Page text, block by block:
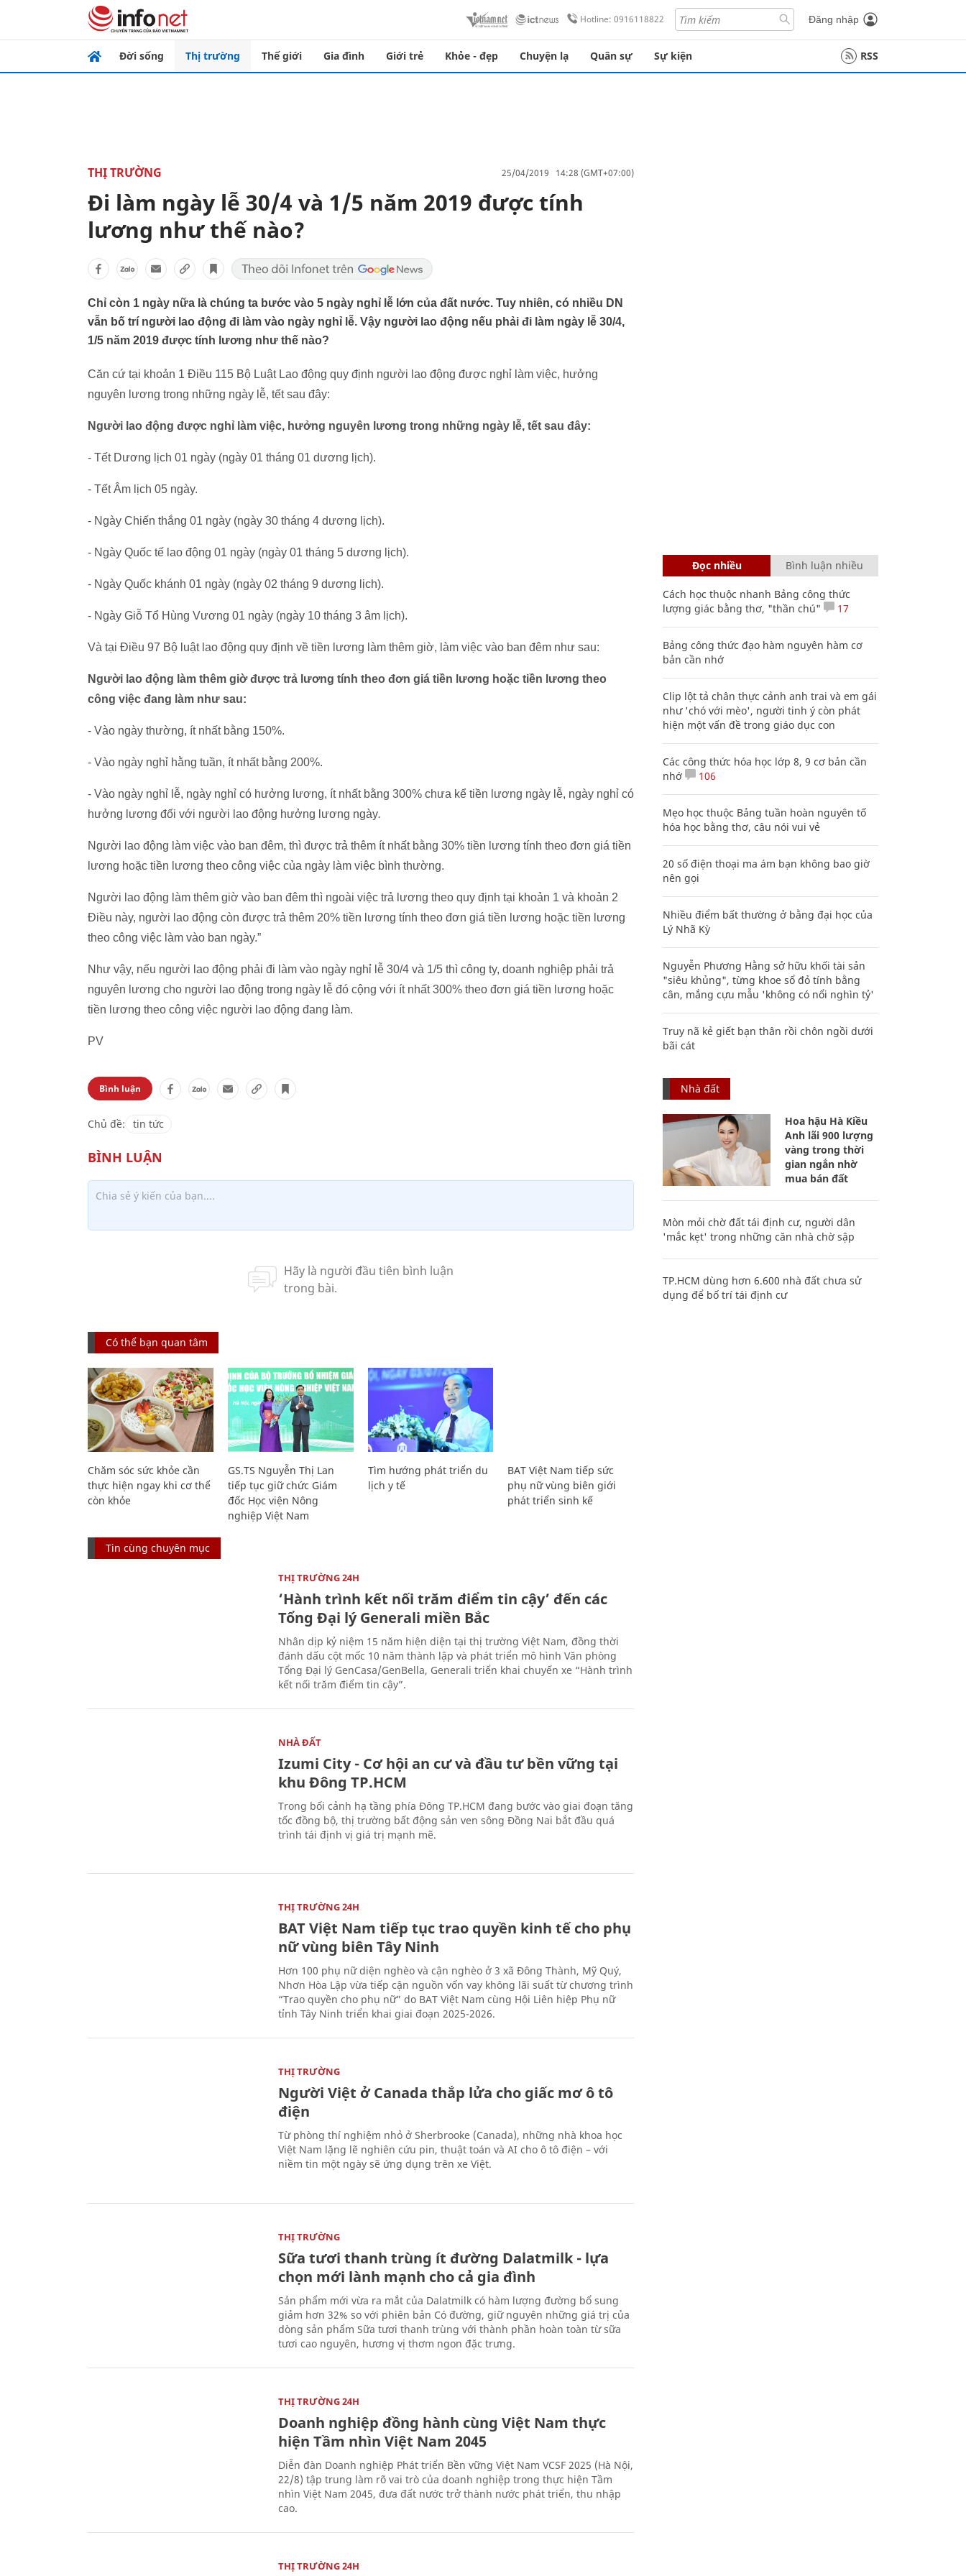
Hotline: 0916118822 Đăng nhập
Đời sống Thị trường Thế giới Gia đình Giới trẻ Khỏe - đẹp Chuyện lạ Quân sự Sự kiện RSS
THỊ TRƯỜNG 25/04/2019 14:28 (GMT+07:00)
Đi làm ngày lễ 30/4 và 1/5 năm 2019 được tính
lương như thế nào?
Chỉ còn 1 ngày nữa là chúng ta bước vào 5 ngày nghỉ lễ lớn của đất nước. Tuy nhiên, có nhiều DN
vẫn bố trí người lao động đi làm vào ngày nghỉ lễ. Vậy người lao động nếu phải đi làm ngày lễ 30/4,
1/5 năm 2019 được tính lương như thế nào?
Căn cứ tại khoản 1 Điều 115 Bộ Luật Lao động quy định người lao động được nghỉ làm việc, hưởng
nguyên lương trong những ngày lễ, tết sau đây:
Người lao động được nghỉ làm việc, hưởng nguyên lương trong những ngày lễ, tết sau đây:
- Tết Dương lịch 01 ngày (ngày 01 tháng 01 dương lịch).
- Tết Âm lịch 05 ngày.
- Ngày Chiến thắng 01 ngày (ngày 30 tháng 4 dương lịch).
- Ngày Quốc tế lao động 01 ngày (ngày 01 tháng 5 dương lịch).
- Ngày Quốc khánh 01 ngày (ngày 02 tháng 9 dương lịch).
- Ngày Giỗ Tổ Hùng Vương 01 ngày (ngày 10 tháng 3 âm lịch).
Và tại Điều 97 Bộ luật lao động quy định về tiền lương làm thêm giờ, làm việc vào ban đêm như sau:
Người lao động làm thêm giờ được trả lương tính theo đơn giá tiền lương hoặc tiền lương theo
công việc đang làm như sau:
- Vào ngày thường, ít nhất bằng 150%.
- Vào ngày nghỉ hằng tuần, ít nhất bằng 200%.
- Vào ngày nghỉ lễ, ngày nghỉ có hưởng lương, ít nhất bằng 300% chưa kể tiền lương ngày lễ, ngày nghỉ có
hưởng lương đối với người lao động hưởng lương ngày.
Người lao động làm việc vào ban đêm, thì được trả thêm ít nhất bằng 30% tiền lương tính theo đơn giá tiền
lương hoặc tiền lương theo công việc của ngày làm việc bình thường.
Người lao động làm thêm giờ vào ban đêm thì ngoài việc trả lương theo quy định tại khoản 1 và khoản 2
Điều này, người lao động còn được trả thêm 20% tiền lương tính theo đơn giá tiền lương hoặc tiền lương
theo công việc làm vào ban ngày.”
Như vậy, nếu người lao động phải đi làm vào ngày nghỉ lễ 30/4 và 1/5 thì công ty, doanh nghiệp phải trả
nguyên lương cho người lao động trong ngày lễ đó cộng với ít nhất 300% theo đơn giá tiền lương hoặc
tiền lương theo công việc người lao động đang làm.
PV
Bình luận
Chủ đề: tin tức
Có thể bạn quan tâm
Chăm sóc sức khỏe cần
thực hiện ngay khi cơ thể
còn khỏe
GS.TS Nguyễn Thị Lan
tiếp tục giữ chức Giám
đốc Học viện Nông
nghiệp Việt Nam
Tìm hướng phát triển du
lịch y tế
BAT Việt Nam tiếp sức
phụ nữ vùng biên giới
phát triển sinh kế
Tin cùng chuyên mục
THỊ TRƯỜNG 24H
‘Hành trình kết nối trăm điểm tin cậy’ đến các
Tổng Đại lý Generali miền Bắc
Nhân dịp kỷ niệm 15 năm hiện diện tại thị trường Việt Nam, đồng thời
đánh dấu cột mốc 10 năm thành lập và phát triển mô hình Văn phòng
Tổng Đại lý GenCasa/GenBella, Generali triển khai chuyến xe “Hành trình
kết nối trăm điểm tin cậy”.
NHÀ ĐẤT
Izumi City - Cơ hội an cư và đầu tư bền vững tại
khu Đông TP.HCM
Trong bối cảnh hạ tầng phía Đông TP.HCM đang bước vào giai đoạn tăng
tốc đồng bộ, thị trường bất động sản ven sông Đồng Nai bắt đầu quá
trình tái định vị giá trị mạnh mẽ.
THỊ TRƯỜNG 24H
BAT Việt Nam tiếp tục trao quyền kinh tế cho phụ
nữ vùng biên Tây Ninh
Hơn 100 phụ nữ diện nghèo và cận nghèo ở 3 xã Đông Thành, Mỹ Quý,
Nhơn Hòa Lập vừa tiếp cận nguồn vốn vay không lãi suất từ chương trình
“Trao quyền cho phụ nữ” do BAT Việt Nam cùng Hội Liên hiệp Phụ nữ
tỉnh Tây Ninh triển khai giai đoạn 2025-2026.
THỊ TRƯỜNG
Người Việt ở Canada thắp lửa cho giấc mơ ô tô
điện
Từ phòng thí nghiệm nhỏ ở Sherbrooke (Canada), những nhà khoa học
Việt Nam lặng lẽ nghiên cứu pin, thuật toán và AI cho ô tô điện – với
niềm tin một ngày sẽ ứng dụng trên xe Việt.
THỊ TRƯỜNG
Sữa tươi thanh trùng ít đường Dalatmilk - lựa
chọn mới lành mạnh cho cả gia đình
Sản phẩm mới vừa ra mắt của Dalatmilk có hàm lượng đường bổ sung
giảm hơn 32% so với phiên bản Có đường, giữ nguyên những giá trị của
dòng sản phẩm Sữa tươi thanh trùng với thành phần hoàn toàn từ sữa
tươi cao nguyên, hương vị thơm ngon đặc trưng.
THỊ TRƯỜNG 24H
Doanh nghiệp đồng hành cùng Việt Nam thực
hiện Tầm nhìn Việt Nam 2045
Diễn đàn Doanh nghiệp Phát triển Bền vững Việt Nam VCSF 2025 (Hà Nội,
22/8) tập trung làm rõ vai trò của doanh nghiệp trong thực hiện Tầm
nhìn Việt Nam 2045, đưa đất nước trở thành nước phát triển, thu nhập
cao.
THỊ TRƯỜNG 24H
Đọc nhiều Bình luận nhiều
Cách học thuộc nhanh Bảng công thức
lượng giác bằng thơ, "thần chú"
17
Bảng công thức đạo hàm nguyên hàm cơ
bản cần nhớ
Clip lột tả chân thực cảnh anh trai và em gái
như 'chó với mèo', người tinh ý còn phát
hiện một vấn đề trong giáo dục con
Các công thức hóa học lớp 8, 9 cơ bản cần
nhớ
106
Mẹo học thuộc Bảng tuần hoàn nguyên tố
hóa học bằng thơ, câu nói vui vẻ
20 số điện thoại ma ám bạn không bao giờ
nên gọi
Nhiều điểm bất thường ở bằng đại học của
Lý Nhã Kỳ
Nguyễn Phương Hằng sở hữu khối tài sản
"siêu khủng", từng khoe sổ đỏ tính bằng
cân, mắng cựu mẫu 'không có nổi nghìn tỷ'
Truy nã kẻ giết bạn thân rồi chôn ngồi dưới
bãi cát
Nhà đất
Hoa hậu Hà Kiều
Anh lãi 900 lượng
vàng trong thời
gian ngắn nhờ
mua bán đất
Mòn mỏi chờ đất tái định cư, người dân
'mắc kẹt' trong những căn nhà chờ sập
TP.HCM dùng hơn 6.600 nhà đất chưa sử
dụng để bố trí tái định cư